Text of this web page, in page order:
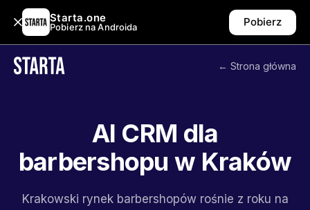
Starta.one
Pobierz na Androida Pobierz
← Strona główna
AI CRM dla
barbershopu w Kraków
Krakowski rynek barbershopów rośnie z roku na